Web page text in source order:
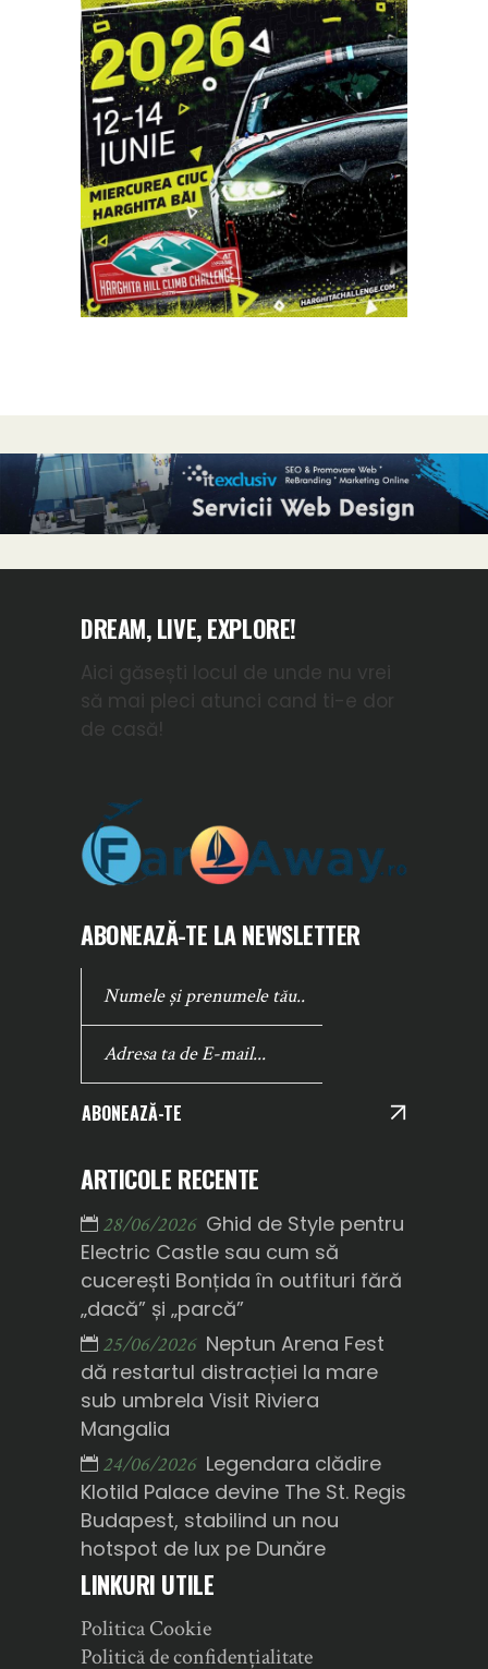
DREAM, LIVE, EXPLORE!
Aici găsești locul de unde nu vrei
să mai pleci atunci cand ti-e dor
de casă!
ABONEAZĂ-TE LA NEWSLETTER
ABONEAZĂ-TE
ARTICOLE RECENTE
28/06/2026 Ghid de Style pentru
Electric Castle sau cum să
cucerești Bonțida în outfituri fără
„dacă” și „parcă”
25/06/2026 Neptun Arena Fest
dă restartul distracției la mare
sub umbrela Visit Riviera
Mangalia
24/06/2026 Legendara clădire
Klotild Palace devine The St. Regis
Budapest, stabilind un nou
hotspot de lux pe Dunăre
LINKURI UTILE
Politica Cookie
Politică de confidențialitate